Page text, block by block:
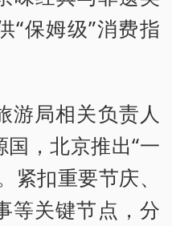
“保姆级”消费指
局相关负责人
，北京推出“一
紧扣重要节庆、
等关键节点，分